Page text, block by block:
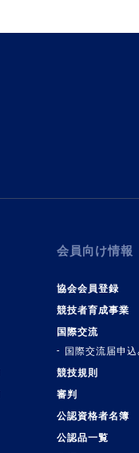
会員向け情報
協会会員登録
競技者育成事業
国際交流
国際交流届申
競技規則
審判
公認資格者名簿
公認品一覧